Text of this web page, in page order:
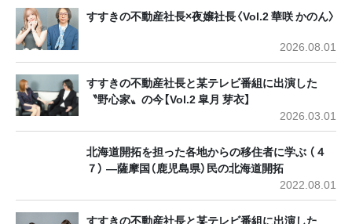
すすきの不動産社長×夜嬢社長〈Vol.2 華咲 かのん〉
2026.08.01
すすきの不動産社長と某テレビ番組に出演した
〝野心家〟の今【Vol.2 皐月 芽衣】
2026.03.01
北海道開拓を担った各地からの移住者に学ぶ （４
７） ―薩摩国（鹿児島県）民の北海道開拓
2022.08.01
すすきの不動産社長と某テレビ番組に出演した